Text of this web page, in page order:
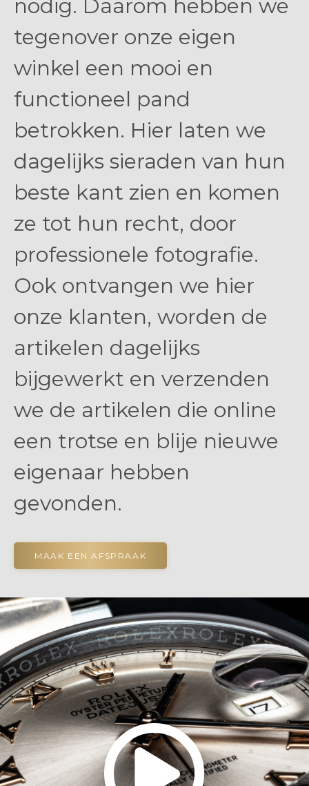
nodig. Daarom hebben we
tegenover onze eigen
winkel een mooi en
functioneel pand
betrokken. Hier laten we
dagelijks sieraden van hun
beste kant zien en komen
ze tot hun recht, door
professionele fotografie.
Ook ontvangen we hier
onze klanten, worden de
artikelen dagelijks
bijgewerkt en verzenden
we de artikelen die online
een trotse en blije nieuwe
eigenaar hebben
gevonden.
MAAK EEN AFSPRAAK